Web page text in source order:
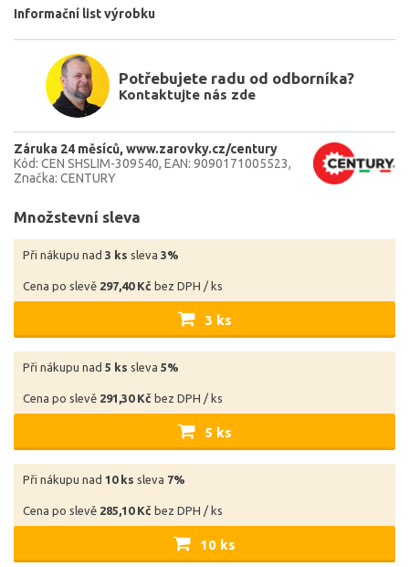
Informační list výrobku
Potřebujete radu od odborníka?
Kontaktujte nás zde
Záruka 24 měsíců www.zarovky.cz/century
Kód: CEN SHSLIM-309540 EAN: 9090171005523
Značka: CENTURY
Množstevní sleva
Při nákupu nad 3 ks sleva 3%
Cena po slevě 297,40 Kč bez DPH / ks
3 ks
Při nákupu nad 5 ks sleva 5%
Cena po slevě 291,30 Kč bez DPH / ks
5 ks
Při nákupu nad 10 ks sleva 7%
Cena po slevě 285,10 Kč bez DPH / ks
10 ks